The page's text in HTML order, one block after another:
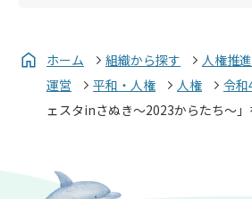
ホーム 組織から探す 人権推
運営
平和・人権 人権 令和
ェスタinさぬき～2023からたち～